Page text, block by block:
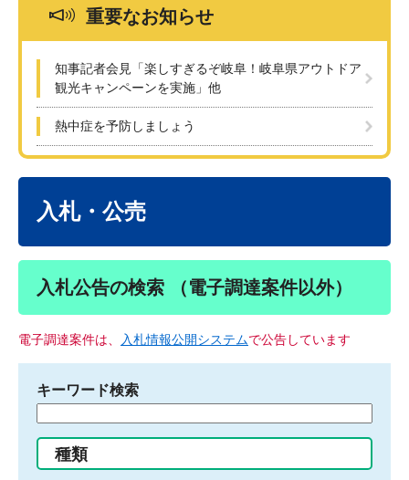
重要なお知らせ
知事記者会見「楽しすぎるぞ岐阜！岐阜県アウトドア
観光キャンペーンを実施」他
熱中症を予防しましょう
入札・公売
入札公告の検索 （電子調達案件以外）
電子調達案件は、 入札情報公開システムで公告しています
キーワード検索
る
種類